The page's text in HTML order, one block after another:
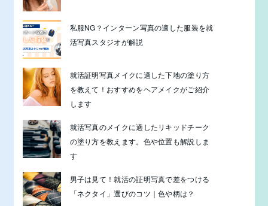
私服NG？インターン写真の適した服装を就
活写真スタジオが解説
就活証明写真メイクに適した下地の塗り方
を教えて！おすすめをヘアメイクがご紹介
します
就活写真のメイクに適したリキッドチーク
の塗り方を教えます。色や位置も解説しま
す
男子は見て！就活の証明写真で差をつける
「ネクタイ」選びのコツ｜色や柄は？